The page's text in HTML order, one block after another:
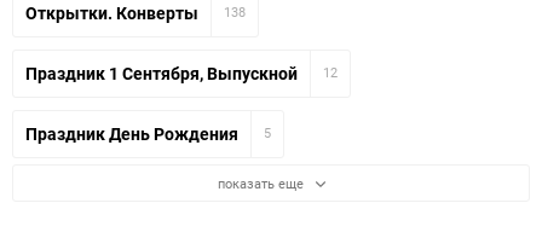
Открытки. Конверты 138
Праздник 1 Сентября, Выпускной 12
Праздник День Рождения 5
показать еще